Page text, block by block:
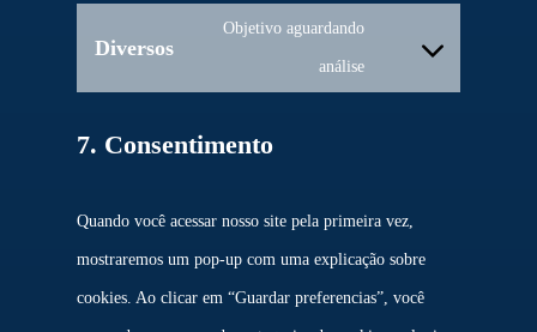
wordpress
Diversos
Objetivo aguardando
análise
7. Consentimento
Quando você acessar nosso site pela primeira vez,
mostraremos um pop-up com uma explicação sobre
cookies. Ao clicar em “Guardar preferencias”, você